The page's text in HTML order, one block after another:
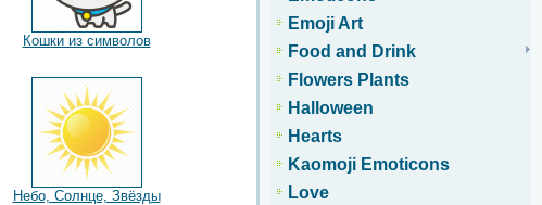
Кошки из символов
Небо, Солнце, Звёзды
Emoji Art
Food and Drink
Flowers Plants
Halloween
Hearts
Kaomoji Emoticons
Love